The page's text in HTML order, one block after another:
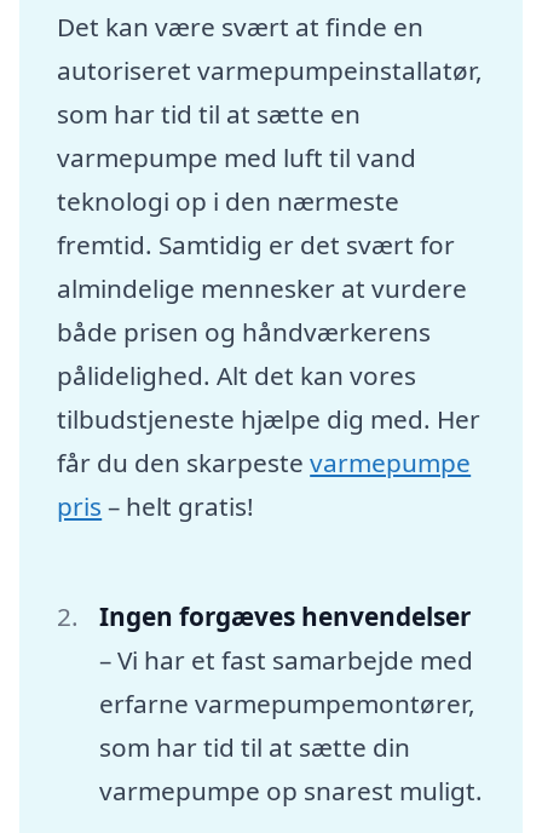
Det kan være svært at finde en
autoriseret varmepumpeinstallatør,
som har tid til at sætte en
varmepumpe med luft til vand
teknologi op i den nærmeste
fremtid. Samtidig er det svært for
almindelige mennesker at vurdere
både prisen og håndværkerens
pålidelighed. Alt det kan vores
tilbudstjeneste hjælpe dig med. Her
får du den skarpestevarmepumpe
pris – helt gratis!
Ingen forgæves henvendelser
– Vi har et fast samarbejde med
erfarne varmepumpemontører,
som har tid til at sætte din
varmepumpe op snarest muligt.